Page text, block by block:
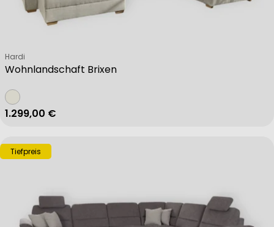
Wohnlandschaft Brixen
Verkäufer:
Hardi
Regulärer Preis
1.299,00 €
Tiefpreis